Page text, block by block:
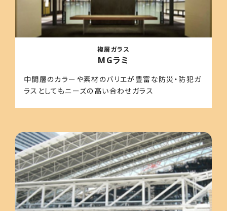
複層ガラス
MGラミ
中間層のカラーや素材のバリエが豊富な防災・防犯ガ
ラスとしてもニーズの高い合わせガラス